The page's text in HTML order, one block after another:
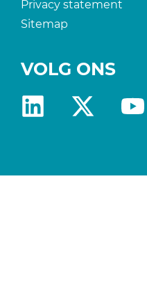
Privacy statement
Sitemap
VOLG ONS